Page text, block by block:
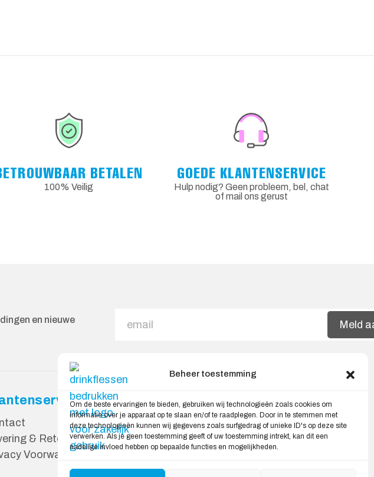
Beheer toestemming
Om de beste ervaringen te bieden, gebruiken wij technologieën zoals cookies om
informatie over je apparaat op te slaan en/of te raadplegen. Door in te stemmen met
deze technologieën kunnen wij gegevens zoals surfgedrag of unieke ID's op deze site
verwerken. Als je geen toestemming geeft of uw toestemming intrekt, kan dit een
nadelige invloed hebben op bepaalde functies en mogelijkheden.
BETALEN
100% Veilig
GOEDE KLANTENSERVICE
Hulp nodig? Geen probleem, bel, chat
of mail ons gerust
en nieuwe
Meld
& Retourneren
Voorwaarden
Veilig Shoppen
My account
Winkelwagen